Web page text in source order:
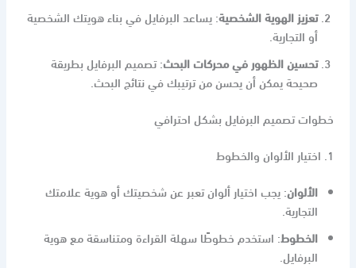
تعزيز الهوية الشخصية: يساعد البرفايل في بناء هويتك الشخصية
أو التجارية.
تحسين الظهور في محركات البحث: تصميم البرفايل بطريقة
صحيحة يمكن أن يحسن من ترتيبك في نتائج البحث.
خطوات تصميم البرفايل بشكل احترافي
1. اختيار الألوان والخطوط
الألوان: يجب اختيار ألوان تعبر عن شخصيتك أو هوية علامتك
التجارية.
الخطوط: استخدم خطوطًا سهلة القراءة ومتناسقة مع هوية
البرفايل.